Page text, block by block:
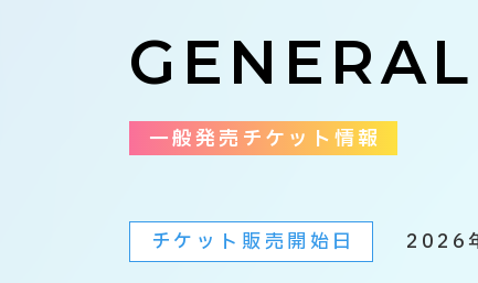
一般発売チケット情報
チケット販売開始日 2026